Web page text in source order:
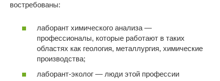
востребованы:
лаборант химического анализа —
профессионалы, которые работают в таких
областях как геология, металлургия, химические
производства;
лаборант-эколог — люди этой профессии